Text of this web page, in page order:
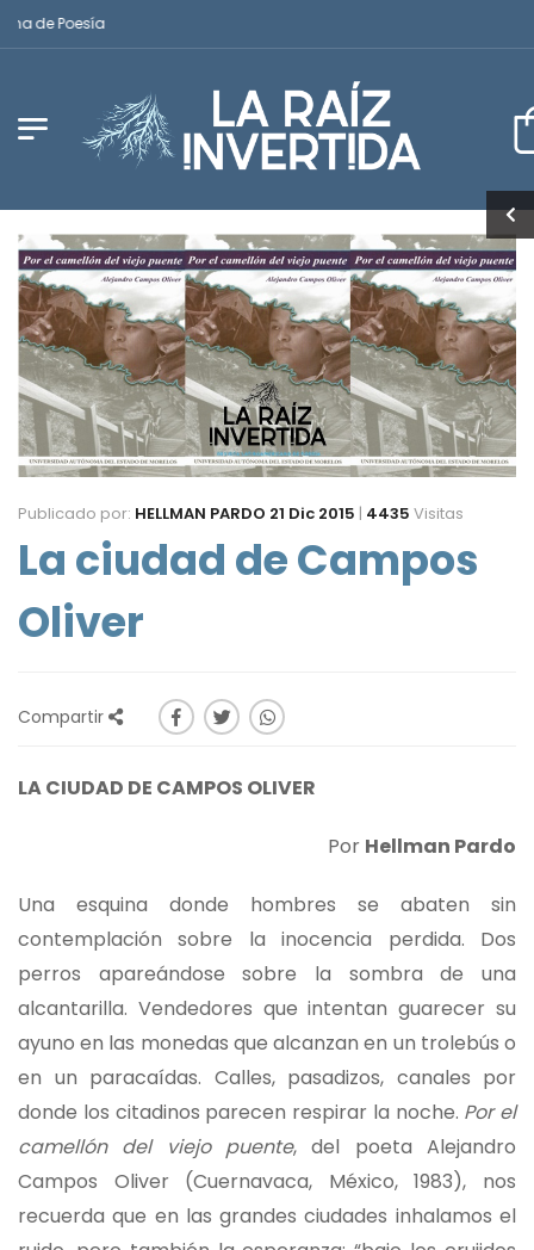
de Poesía
Publicado por: HELLMAN PARDO 21 Dic 2015 | 4435 Visitas
La ciudad de Campos
Oliver
Compartir
LA CIUDAD DE CAMPOS OLIVER
Por Hellman Pardo
Una esquina donde hombres se abaten sin
contemplación sobre la inocencia perdida. Dos
perros apareándose sobre la sombra de una
alcantarilla. Vendedores que intentan guarecer su
ayuno en las monedas que alcanzan en un trolebús o
en un paracaídas. Calles, pasadizos, canales por
donde los citadinos parecen respirar la noche. Por el
camellón del viejo puente, del poeta Alejandro
Campos Oliver (Cuernavaca, México, 1983), nos
recuerda que en las grandes ciudades inhalamos el